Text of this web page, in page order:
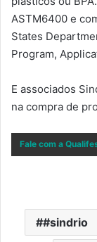
ASTM6400 e
States
Program,
E associados
na compra de
Fale com a
#sindrio